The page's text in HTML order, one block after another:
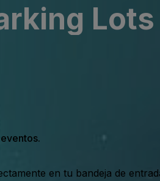
en tu bandeja de